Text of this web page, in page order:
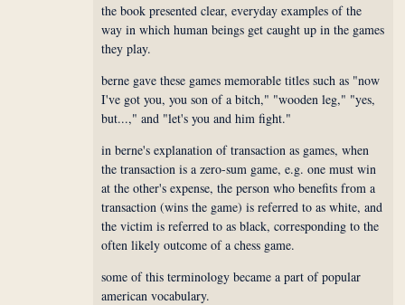
the book presented clear, everyday examples of the
way in which human beings get caught up in the games
they play.
berne gave these games memorable titles such as "now
I've got you, you son of a bitch," "wooden leg," "yes,
but...," and "let's you and him fight."
in berne's explanation of transaction as games, when
the transaction is a zero-sum game, e.g. one must win
at the other's expense, the person who benefits from a
transaction (wins the game) is referred to as white, and
the victim is referred to as black, corresponding to the
often likely outcome of a chess game.
some of this terminology became a part of popular
american vocabulary.